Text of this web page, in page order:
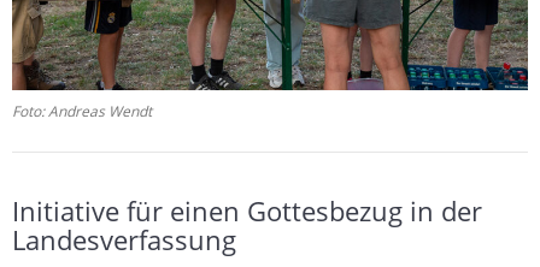
Foto: Andreas Wendt
Initiative für einen Gottesbezug in der
Landesverfassung